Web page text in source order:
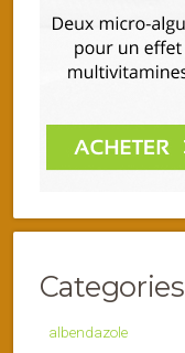
Categories
albendazole